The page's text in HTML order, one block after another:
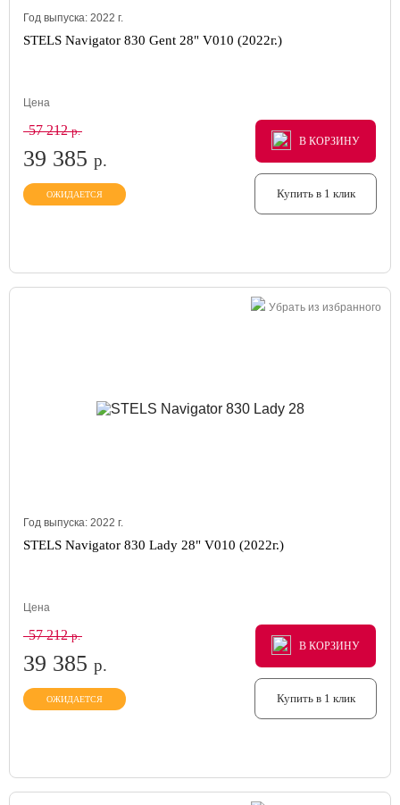
Год выпуска: 2022 г.
STELS Navigator 830 Gent 28" V010 (2022г.)
Цена
57 212р.
39 385 р.
ОЖИДАЕТСЯ
В КОРЗИНУ
В КОРЗИНУ
В КОРЗИНУ
Купить в 1 клик
Убрать из избранного
Год выпуска: 2022 г.
STELS Navigator 830 Lady 28" V010 (2022г.)
Цена
57 212р.
39 385 р.
ОЖИДАЕТСЯ
В КОРЗИНУ
В КОРЗИНУ
В КОРЗИНУ
Купить в 1 клик